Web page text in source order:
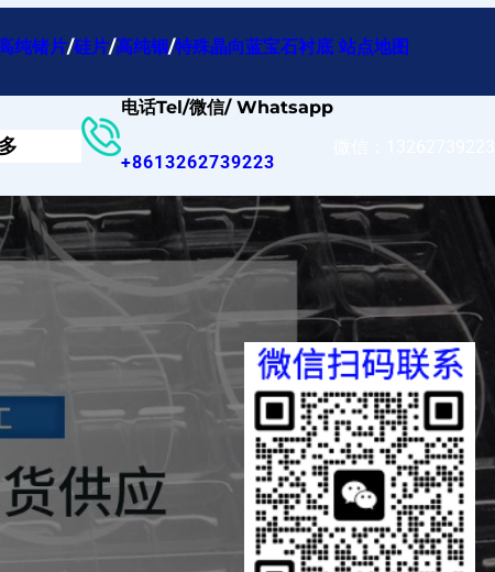
纯锗片/硅片/高纯铟/特殊晶向蓝宝石衬底 站点地图
电话Tel/微信/ Whatsapp
+8613262739223